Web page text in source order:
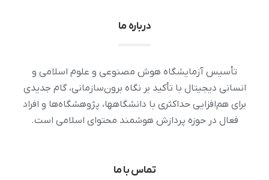
درباره ما
تأسیس آزمایشگاه هوش مصنوعی و علوم اسلامی و
انسانی دیجیتال با تأکید بر نگاه برون‌سازمانی، گام جدیدی
برای هم‌افزایی حداکثری با دانشگاهها، پژوهشگاه‌ها و افراد
فعال در حوزه پردازش هوشمند محتوای اسلامی است.
تماس با ما